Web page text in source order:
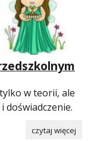
w teorii, ale
doświadczenie.
czytaj więcej